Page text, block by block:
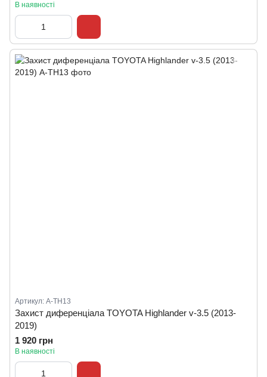
В наявності
Артикул: А-TH13
Захист диференціала TOYOTA Highlander v-3.5 (2013-
2019)
1 920 грн
В наявності